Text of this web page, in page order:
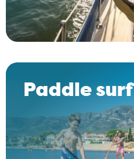
Paddle surf